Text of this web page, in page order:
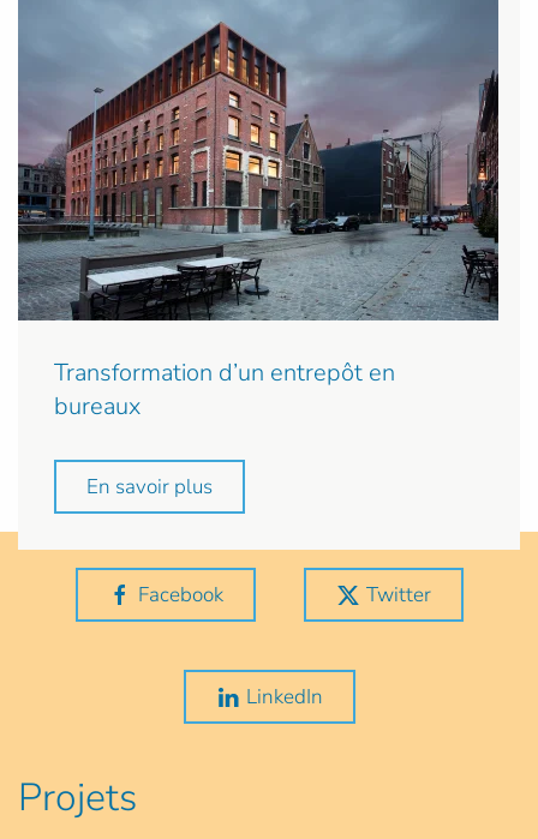
Transformation d’un entrepôt en
bureaux
En savoir plus
Facebook Twitter
LinkedIn
Projets